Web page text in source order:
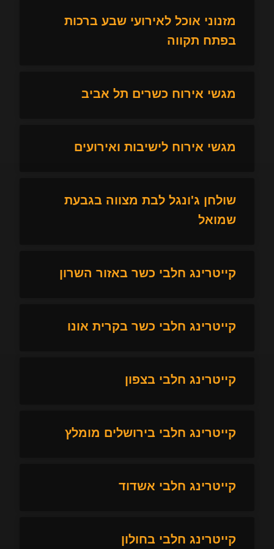
מזנוני אוכל לאירועי שבע ברכות
בפתח תקווה
מגשי אירוח כשרים תל אביב
מגשי אירוח לישיבות ואירועים
שולחן ג'ונגל לבת מצווה בגבעת
שמואל
קייטרינג חלבי כשר באזור השרון
קייטרינג חלבי כשר בקרית אונו
קייטרינג חלבי בצפון
קייטרינג חלבי בירושלים מומלץ
קייטרינג חלבי אשדוד
קייטרינג חלבי בחולון